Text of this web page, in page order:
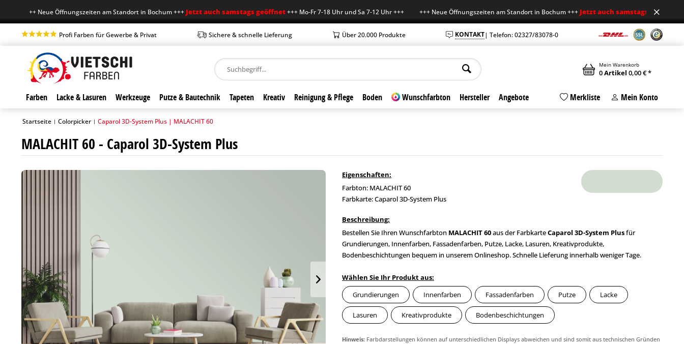
+++ Neue Öffnungszeiten am Standort in Bochum +++Jetzt auch samstags geöffnet+++ Mo-Fr 7-18 Uhr und Sa 7-12 Uhr +++ +++ Neue Öffnungszeiten am Standort in Bochum +++Jetzt auch samstags geöffnet+++ Mo-
Profi Farben für Gewerbe & Privat Sichere & schnelle Lieferung Über 20.000 Produkte KONTAKT| Telefon: 02327/83078-0
Mein Warenkorb
0Artikel 0,00 € *
Farben Lacke & Lasuren Werkzeuge Putze & Bautechnik Tapeten Kreativ Reinigung & Pflege Boden Wunschfarbton Hersteller Angebote Merkliste Mein Konto
Startseite | Colorpicker | Caparol 3D-System Plus | MALACHIT 60
MALACHIT 60 - Caparol 3D-System Plus
Eigenschaften:
Farbton: MALACHIT 60
Farbkarte: Caparol 3D-System Plus
Beschreibung:
Bestellen Sie Ihren Wunschfarbton MALACHIT 60aus der FarbkarteCaparol 3D-System Plusfür
Grundierungen, Innenfarben, Fassadenfarben, Putze, Lacke, Lasuren, Kreativprodukte,
Bodenbeschichtungen bequem in unserem Onlineshop. Schnelle Lieferung innerhalb weniger Tage.
Wählen Sie Ihr Produkt aus:
Grundierungen
Innenfarben Fassadenfarben Putze Lacke
Lasuren Kreativprodukte Bodenbeschichtungen
Hinweis: Farbdarstellungen können auf unterschiedlichen Displays abweichen und sind somit aus technischen Gründen